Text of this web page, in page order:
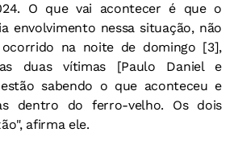
O que vai acontecer é que o
envolvimento nessa situação, não
na noite de domingo [3],
duas vítimas [Paulo Daniel e
sabendo o que aconteceu e
dentro do ferro-velho. Os dois
afirma ele.